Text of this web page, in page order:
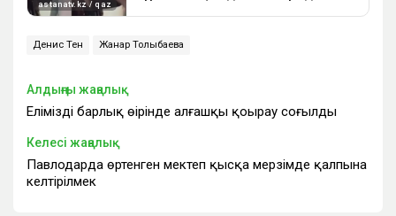
Денис Тен Жанар Толыбаева
Алдыңғы жаңалық
Еліміздің барлық өңірінде алғашқы қоңырау соғылды
Келесі жаңалық
Павлодарда өртенген мектеп қысқа мерзімде қалпына
келтірілмек